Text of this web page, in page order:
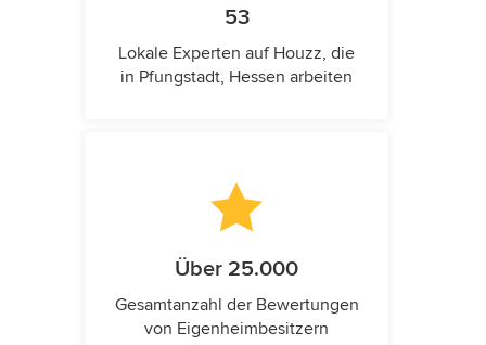
53
Lokale Experten auf Houzz, die
in Pfungstadt, Hessen arbeiten
Über 25.000
Gesamtanzahl der Bewertungen
von Eigenheimbesitzern